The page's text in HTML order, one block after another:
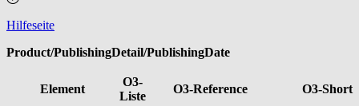
Hilfeseite
Product/PublishingDetail/PublishingDate
Element
O3-
Liste
O3-Reference O3-Short